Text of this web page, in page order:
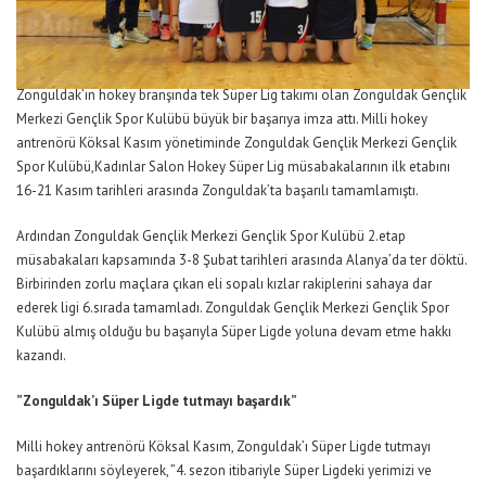
Zonguldak’ın hokey branşında tek Süper Lig takımı olan Zonguldak Gençlik
Merkezi Gençlik Spor Kulübü büyük bir başarıya imza attı. Milli hokey
antrenörü Köksal Kasım yönetiminde Zonguldak Gençlik Merkezi Gençlik
Spor Kulübü,Kadınlar Salon Hokey Süper Lig müsabakalarının ilk etabını
16-21 Kasım tarihleri arasında Zonguldak’ta başarılı tamamlamıştı.
Ardından Zonguldak Gençlik Merkezi Gençlik Spor Kulübü 2.etap
müsabakaları kapsamında 3-8 Şubat tarihleri arasında Alanya’da ter döktü.
Birbirinden zorlu maçlara çıkan eli sopalı kızlar rakiplerini sahaya dar
ederek ligi 6.sırada tamamladı. Zonguldak Gençlik Merkezi Gençlik Spor
Kulübü almış olduğu bu başarıyla Süper Ligde yoluna devam etme hakkı
kazandı.
”Zonguldak’ı Süper Ligde tutmayı başardık”
Milli hokey antrenörü Köksal Kasım, Zonguldak’ı Süper Ligde tutmayı
başardıklarını söyleyerek, ”4. sezon itibariyle Süper Ligdeki yerimizi ve